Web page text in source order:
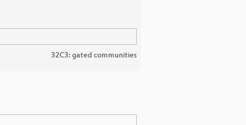
32C3: gated communities